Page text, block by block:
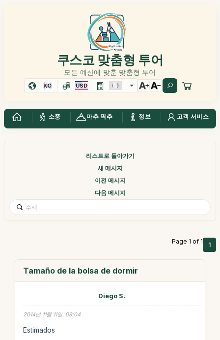
쿠스코 맞춤형 투어
모든 예산에 맞춘 맞춤형 투어
KO USD
소풍 마추 픽추 정보 고객 서비스
리스트로 돌아가기
새 메시지
이전 메시지
다음 메시지
Page 1 of 1 1
Tamaño de la bolsa de dormir
Diego S.
2014년 11월 11일, 09:04
Estimados